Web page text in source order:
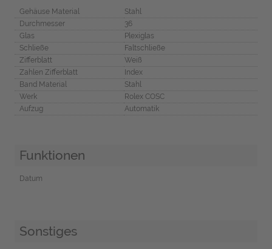
Gehäuse Material
Stahl
Durchmesser
36
Glas
Plexiglas
Schließe
Faltschließe
Zifferblatt
Weiß
Zahlen Zifferblatt
Index
Band Material
Stahl
Werk
Rolex COSC
Aufzug
Automatik
Funktionen
Datum
Sonstiges